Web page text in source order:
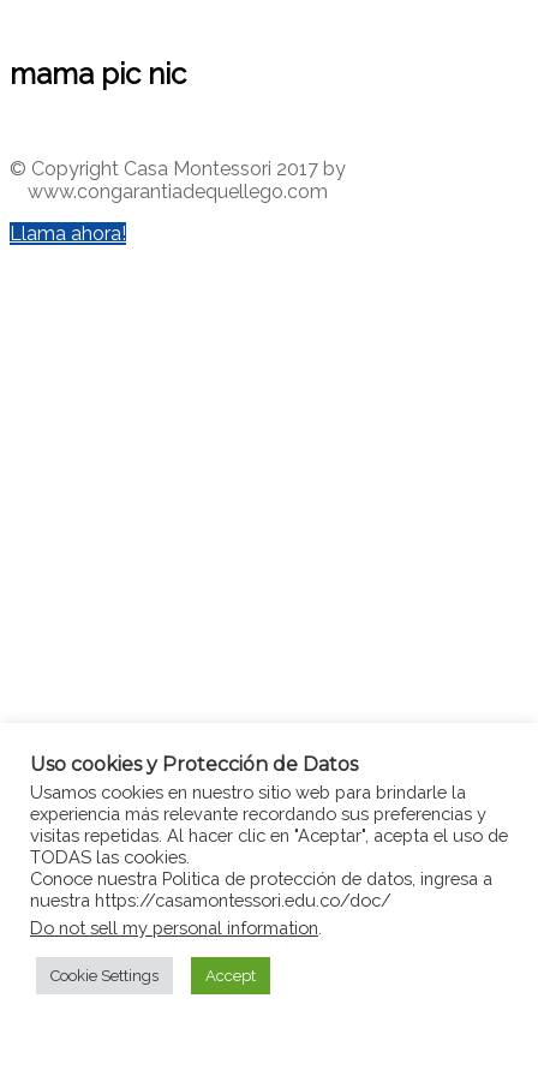
mama pic nic
© Copyright Casa Montessori 2017 by
www.congarantiadequellego.com
Uso cookies y Protección de Datos
Usamos cookies en nuestro sitio web para brindarle la
experiencia más relevante recordando sus preferencias y
visitas repetidas. Al hacer clic en "Aceptar", acepta el uso de
TODAS las cookies.
Conoce nuestra Politica de protección de datos, ingresa a
nuestra https://casamontessori.edu.co/doc/
Do not sell my personal information
Cookie Settings Accept
Llama ahora!